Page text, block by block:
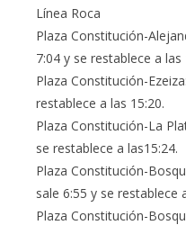
Línea Roca
Plaza Constitución-
7:04 y se restablece a las
Plaza Constitución-
restablece a las 15:20.
Plaza Constitución-La
se restablece a las15:24.
Plaza Constitución-
sale 6:55 y se restablece
Plaza Constitución-